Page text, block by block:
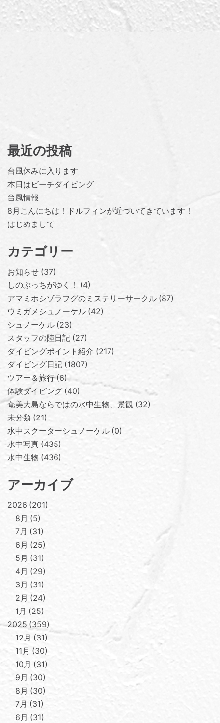
最近の投稿
台風休みに入ります
本日はビーチダイビング
台風情報
8月こんにちは！ドルフィンが近づいてきています！
はじめまして
カテゴリー
お知らせ 37
しのぶっちがゆく！
4
アマミホシゾラフグのミステリーサークル 87
ウミガメシュノーケル 42
シュノーケル 23
スタッフの陸日記 27
ダイビングポイント紹介 217
ダイビング日記 1807
ツアー＆旅行 6
体験ダイビング 40
奄美大島ならではの水中生物、景観 32
未分類 21
水中スクーターシュノーケル 0
水中写真 435
水中生物 436
アーカイブ
2026 201
8月
5
7月
31
6月
25
5月
31
4月
29
3月
31
2月
24
1月
25
2025 359
12月
31
11月
30
10月
31
9月
30
8月
30
7月
31
6月
31